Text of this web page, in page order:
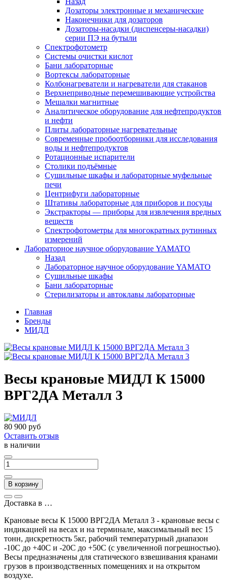
Дозаторы электронные и механические
Наконечники для дозаторов
Дозаторы-насадки (диспенсеры-насадки)
серии ПЭ на бутыли
Спектрофотометр
Системы очистки кислот
Бани лабораторные
Вортексы лабораторные
Колбонагреватели и нагреватели для стаканов
Верхнеприводные перемешивающие устройства
Мешалки магнитные
Аналитическое оборудование для нефтепродуктов
и нефти
Плиты лабораторные нагревательные
Современные пробоотборники для исследования
воды и нефтепродуктов
Ротационные испарители
Столики подъёмные
Сушильные шкафы и лабораторные муфельные
печи
Центрифуги лабораторные
Штативы лабораторные для приборов и посуды
Экстракторы — приборы для извлечения вредных
веществ
Спектрофотометры для многократных рутинных
измерений
Лабораторное научное оборудование YAMATO
Назад
Лабораторное научное оборудование YAMATO
Сушильные шкафы
Бани лабораторные
Стерилизаторы и автоклавы лабораторные
Главная
Бренды
МИДЛ
Весы крановые МИДЛ К 15000
ВРГ2ДА Металл 3
80 900 руб
Оставить отзыв
в наличии
В корзину
Доставка в …
Крановые весы К 15000 ВРГ2ДА Металл 3 - крановые весы с
индикацией на весах и на терминале, максимальный вес 15
тонн, дискретность 5кг, рабочий температурный диапазон
-10С до +40С и -20С до +50С (с увеличенной погрешностью).
Весы предназначены для статического взвешивания кранами
грузов в производственных помещениях и на открытом
воздухе.